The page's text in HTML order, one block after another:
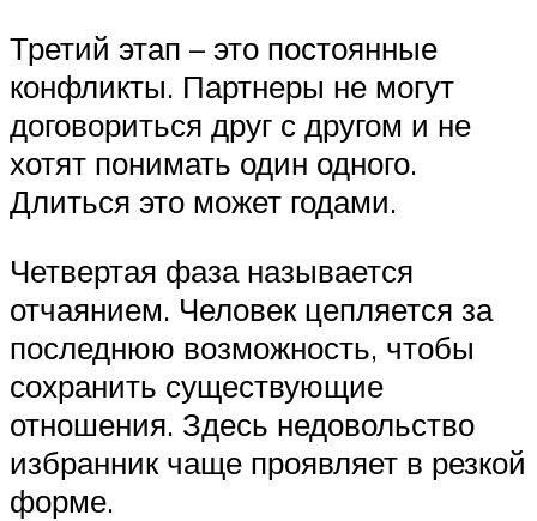
Третий этап – это постоянные
конфликты. Партнеры не могут
договориться друг с другом и не
хотят понимать один одного.
Длиться это может годами.
Четвертая фаза называется
отчаянием. Человек цепляется за
последнюю возможность, чтобы
сохранить существующие
отношения. Здесь недовольство
избранник чаще проявляет в резкой
форме.